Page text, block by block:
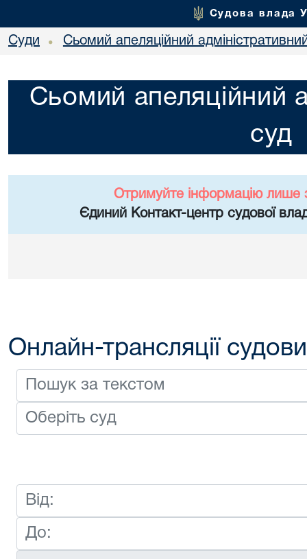
Судова влада
Суди • Сьомий апеляційний
Сьомий апеляційний
суд
Отримуйте інформацію лише
Єдиний Контакт-центр судової
Онлайн-трансляції